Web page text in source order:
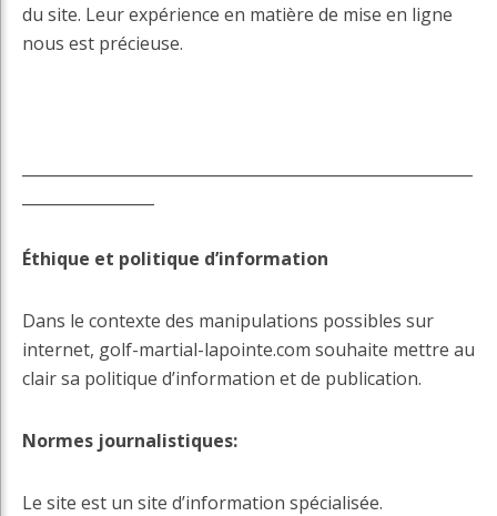
du site. Leur expérience en matière de mise en ligne
nous est précieuse.
Éthique et politique d’information
Dans le contexte des manipulations possibles sur
internet, golf-martial-lapointe.com souhaite mettre au
clair sa politique d’information et de publication.
Normes journalistiques:
Le site est un site d’information spécialisée.